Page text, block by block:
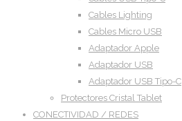
Cables Lighting
Cables Micro USB
Adaptador Apple
Adaptador USB
Adaptador USB Tipo-C
Protectores Cristal Tablet
CONECTIVIDAD / REDES